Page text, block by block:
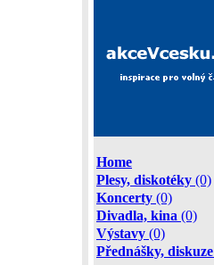
Home
Plesy, diskotéky (0)
Koncerty (0)
Divadla, kina (0)
Výstavy (0)
Přednášky, diskuze